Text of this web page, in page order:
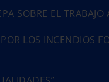
SOBRE EL
LOS INCENDIOS